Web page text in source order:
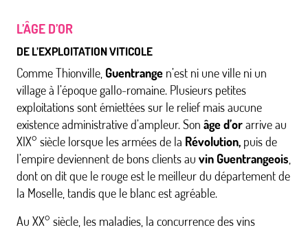
L’ÂGE D’OR
DE L’EXPLOITATION VITICOLE
Comme Thionville, Guentrange n’est ni une ville ni un
village à l’époque gallo-romaine. Plusieurs petites
exploitations sont émiettées sur le relief mais aucune
existence administrative d’ampleur. Son âge d’orarrive au
XIX° siècle lorsque les armées de la Révolution, puis de
l’empire deviennent de bons clients au vin Guentrangeois
dont on dit que le rouge est le meilleur du département de
la Moselle, tandis que le blanc est agréable.
Au XX° siècle, les maladies, la concurrence des vins